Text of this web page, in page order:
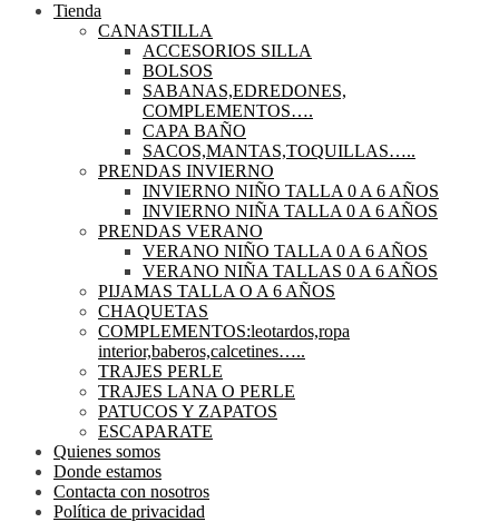
Tienda
CANASTILLA
ACCESORIOS SILLA
BOLSOS
SABANAS,EDREDONES,
COMPLEMENTOS….
CAPA BAÑO
SACOS,MANTAS,TOQUILLAS…..
PRENDAS INVIERNO
INVIERNO NIÑO TALLA 0 A 6 AÑOS
INVIERNO NIÑA TALLA 0 A 6 AÑOS
PRENDAS VERANO
VERANO NIÑO TALLA 0 A 6 AÑOS
VERANO NIÑA TALLAS 0 A 6 AÑOS
PIJAMAS TALLA O A 6 AÑOS
CHAQUETAS
COMPLEMENTOS:leotardos,ropa
interior,baberos,calcetines…..
TRAJES PERLE
TRAJES LANA O PERLE
PATUCOS Y ZAPATOS
ESCAPARATE
Quienes somos
Donde estamos
Contacta con nosotros
Política de privacidad